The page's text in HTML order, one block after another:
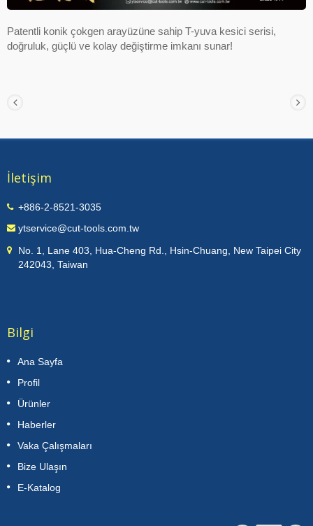
Patentli konik çokgen arayüzüne sahip T-yuva kesici serisi,
doğruluk, güçlü ve kolay değiştirme imkanı sunar!
İletişim
+886-2-8521-3035
ytservice@cut-tools.com.tw
No. 1, Lane 403, Hua-Cheng Rd., Hsin-Chuang, New Taipei City
242043, Taiwan
Bilgi
Ana Sayfa
Profil
Ürünler
Haberler
Vaka Çalışmaları
Bize Ulaşın
E-Katalog